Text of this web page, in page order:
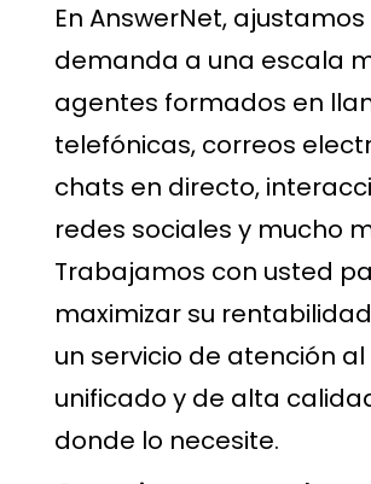
En AnswerNet, ajustamos
demanda a una escala
agentes formados en
telefónicas, correos
chats en directo,
redes sociales y mucho
Trabajamos con usted
maximizar su
un servicio de atención
unificado y de alta
donde lo necesite.